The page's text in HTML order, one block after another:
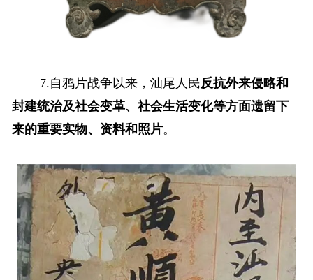
7.自鸦片战争以来，汕尾人民反抗外来侵略和
封建统治及社会变革、社会生活变化等方面遗留下
来的重要实物、资料和照片。